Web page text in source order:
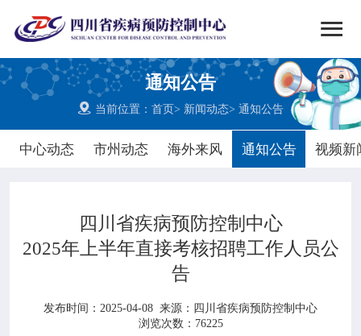

通知公告
 当前位置：首页> 新闻动态>通知公告
中心动态 市州动态 海外来风 通知公告 视频新

网站首页
中心概况 

四川省疾病预防控制中心
2025年上半年直接考核招聘工作人员公
告
发布时间：2025-04-08 来源： 四川省疾病预防控制中心
浏览次数：76225